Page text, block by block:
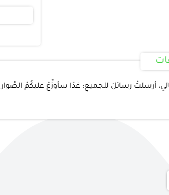
أرسلتُ رسائلَ للجميعِ: غدًا سأوزِّعُ عليكُمُ